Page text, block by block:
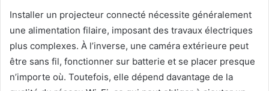
Installer un projecteur connecté nécessite généralement
une alimentation filaire, imposant des travaux électriques
plus complexes. À l’inverse, une caméra extérieure peut
être sans fil, fonctionner sur batterie et se placer presque
n’importe où. Toutefois, elle dépend davantage de la